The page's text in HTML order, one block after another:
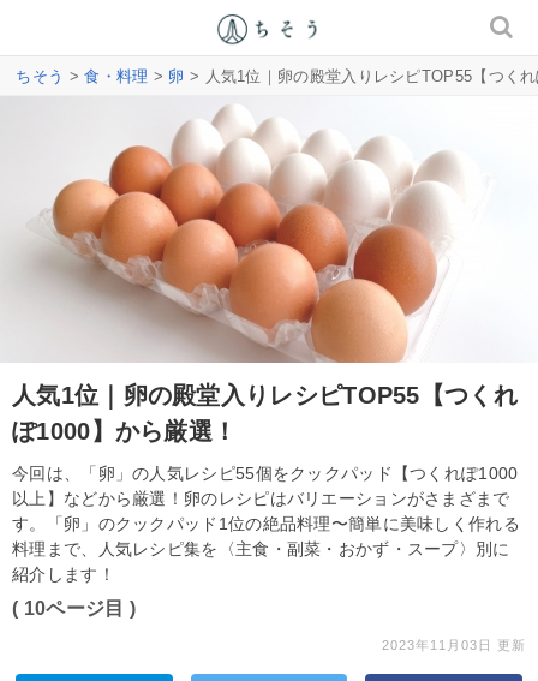
ちそう >食・料理 > 卵 > 人気1位｜卵の殿堂入りレシピTOP55【つく
人気1位｜卵の殿堂入りレシピTOP55【つくれ
ぽ1000】から厳選！
今回は、「卵」の人気レシピ55個をクックパッド【つくれぽ1000
以上】などから厳選！卵のレシピはバリエーションがさまざまで
す。「卵」のクックパッド1位の絶品料理〜簡単に美味しく作れる
料理まで、人気レシピ集を〈主食・副菜・おかず・スープ〉別に
紹介します！
( 10ページ目 )
2023年11月03日 更新